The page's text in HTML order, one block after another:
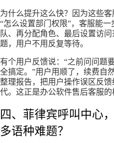
为什么提升这么快？因为这些
“怎么设置部门权限”，客服能一
队、再分配角色、最后设置访
题，用户不用反复等待。
有个用户反馈说：“之前问问题
全搞定。”用户用顺了，续费自
整理报告，把用户操作误区反
代。这正是办公软件售后客服的
四、菲律宾呼叫中心
多语种难题？